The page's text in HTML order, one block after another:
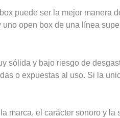
puede ser la mejor
open box de una línea
sólida y bajo riesgo de
o expuestas al uso. Si la
marca, el carácter sonoro y